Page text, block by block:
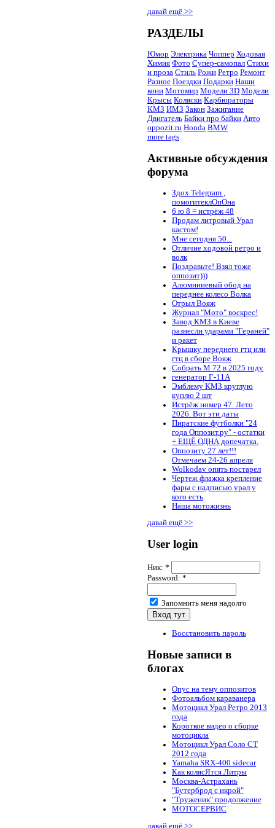
давай ещё >>
РАЗДЕЛЫ
Юмор Электрика Чоппер Ходовая
Химия Фото Супер-самопал Стихи
и проза Стиль Рожи Ретро Ремонт
Разное Поездки Подарки Наши
кони Мотомир Модели 3D Модели
Крысы Коляски Карбюраторы
КМЗ ИМЗ Закон Зажигание
Двигатель Байки про байки Авто
oppozit.ru Honda BMW
more tags
Активные обсуждения
форума
Здох Telegram ,
помогитеклОпОна
6 ю 8 = истрёж 48
Продам литровый Урал
кастом!
Мне сегодня 50...
Отличие ходовой ретро и
волк
Поздравьте! Взял тоже
оппозит)))
Алюминиевый обод на
переднее колесо Волка
Отрыл Вояж
Журнал "Мото" воскрес!
Завод КМЗ в Киеве
разнесли ударами "Гераней"
и ракет
Крышку переднего гтц или
гтц в сборе Вояж
Собрать М 72 в 2025 году
генератор Г-11А
Эмблему КМЗ круглую
куплю 2 шт
Истрёж номер 47. Лето
2026. Вот эти даты
Пиратские футболки "24
года Оппозит.ру" - остатки
+ ЕЩЁ ОДНА допечатка.
Оппозиту 27 лет!!!
Отмечаем 24-26 апреля
Wolkodav опять постарел
Чертеж флажка крепление
фары с надписью урал у
кого есть
Наша мотожизнь
давай ещё >>
User login
Ник: *
Password: *
Запомнить меня надолго
Восстановить пароль
Новые записи в
блогах
Опус на тему оппозитов
Фотоальбом караванера
Мотоцикл Урал Ретро 2013
года
Короткое видео о сборке
мотоцикла
Мотоцикл Урал Соло СТ
2012 года
Yamaha SRX-400 sidecar
Как колясЯтся Литры
Москва-Астрахань
"Бутерброд с икрой"
"Труженик" продолжение
МОТОСЕРВИС
давай ещё >>